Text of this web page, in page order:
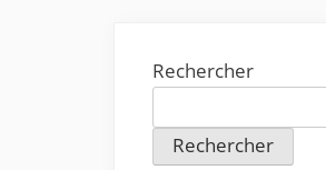
Rechercher
Rechercher